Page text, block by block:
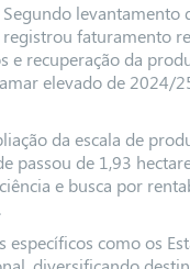
Segundo levantamento
registrou faturamento
e recuperação da
elevado de 2024/
da escala de
passou de 1,93
e busca por
específicos como os